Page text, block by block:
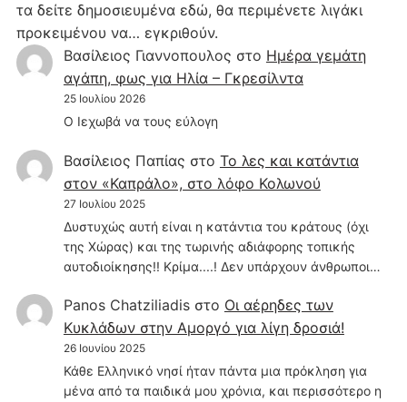
τα δείτε δημοσιευμένα εδώ, θα περιμένετε λιγάκι
προκειμένου να… εγκριθούν.
Βασίλειος Γιαννοπουλος στο Hμέρα γεμάτη
αγάπη, φως για Ηλία – Γκρεσίλντα
25 Ιουλίου 2026
Ο Ιεχωβά να τους εύλογη
Βασίλειος Παπίας στο Το λες και κατάντια
στον «Καπράλο», στο λόφο Κολωνού
27 Ιουλίου 2025
Δυστυχώς αυτή είναι η κατάντια του κράτους (όχι
της Χώρας) και της τωρινής αδιάφορης τοπικής
αυτοδιοίκησης!! Κρίμα....! Δεν υπάρχουν άνθρωποι…
Panos Chatziliadisστο Οι αέρηδες των
Κυκλάδων στην Αμοργό για λίγη δροσιά!
26 Ιουνίου 2025
Κάθε Ελληνικό νησί ήταν πάντα μια πρόκληση για
μένα από τα παιδικά μου χρόνια, και περισσότερο η